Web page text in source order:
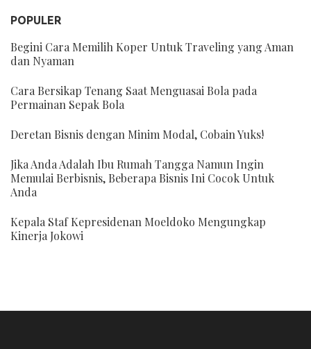
POPULER
Begini Cara Memilih Koper Untuk Traveling yang Aman
dan Nyaman
Cara Bersikap Tenang Saat Menguasai Bola pada
Permainan Sepak Bola
Deretan Bisnis dengan Minim Modal, Cobain Yuks!
Jika Anda Adalah Ibu Rumah Tangga Namun Ingin
Memulai Berbisnis, Beberapa Bisnis Ini Cocok Untuk
Anda
Kepala Staf Kepresidenan Moeldoko Mengungkap
Kinerja Jokowi